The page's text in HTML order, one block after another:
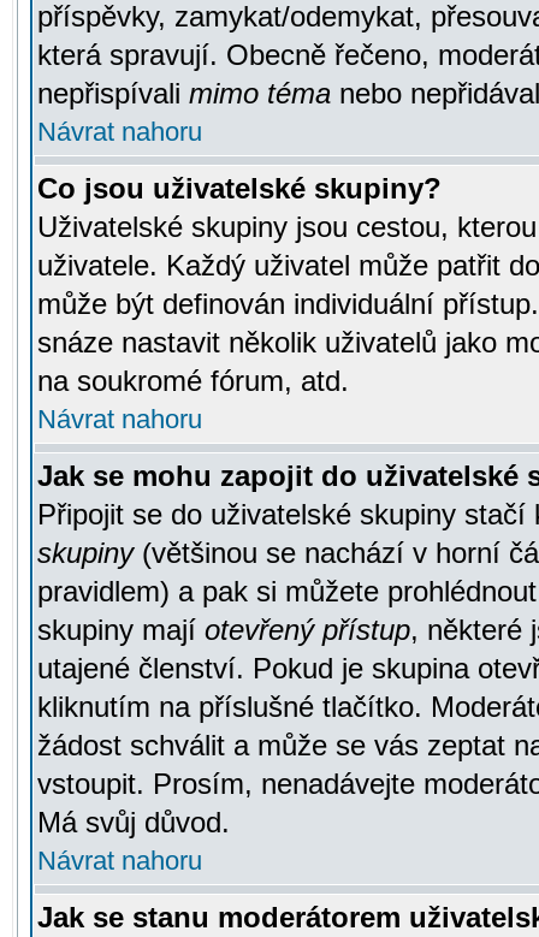
příspěvky, zamykat/odemykat,
která spravují. Obecně řečeno,
nepřispívali mimo téma nebo
Návrat nahoru
Co jsou uživatelské skupiny?
Uživatelské skupiny jsou cestou,
uživatele. Každý uživatel může patřit
může být definován individuální
snáze nastavit několik uživatelů jako
na soukromé fórum, atd.
Návrat nahoru
Jak se mohu zapojit do uživatelské
Připojit se do uživatelské skupiny
skupiny(většinou se nachází v horní
pravidlem) a pak si můžete
skupiny mají otevřený přístup, některé
utajené členství. Pokud je skupina
kliknutím na příslušné tlačítko.
žádost schválit a může se vás zeptat
vstoupit. Prosím, nenadávejte
Má svůj důvod.
Návrat nahoru
Jak se stanu moderátorem